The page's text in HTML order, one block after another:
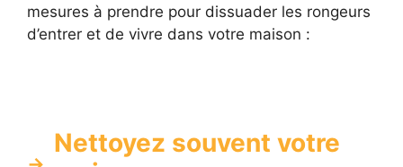
mesures à prendre pour dissuader les rongeurs
d’entrer et de vivre dans votre maison :
Nettoyez souvent votre